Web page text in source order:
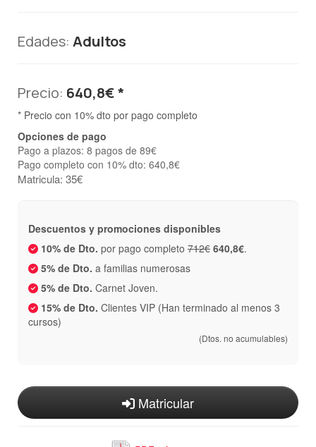
Edades: Adultos
Precio: 640,8€ *
* Precio con 10% dto por pago completo
Opciones de pago
Pago a plazos: 8 pagos de 89€
Pago completo con 10% dto: 640,8€
Matricula: 35€
Descuentos y promociones disponibles
10% de Dto. por pago completo 712€ 640,8€.
5% de Dto. a familias numerosas
5% de Dto. Carnet Joven.
15% de Dto. Clientes VIP (Han terminado al menos 3
cursos)
(Dtos. no acumulables)
Matricular